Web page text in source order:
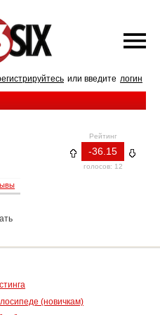
или введите логин
Рейтинг
-36.15
голосов: 12
(новичкам)